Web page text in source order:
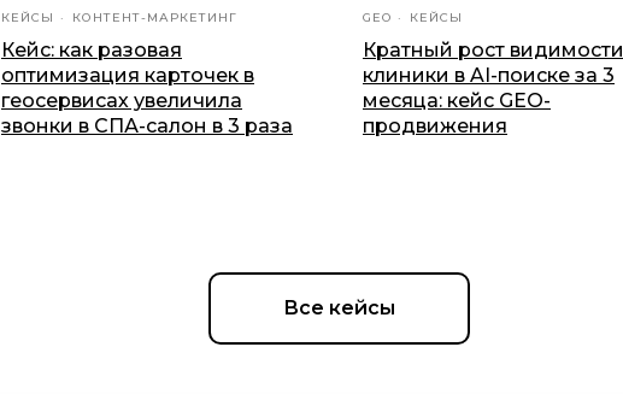
КЕЙСЫ КОНТЕНТ-МАРКЕТИНГ
Кейс: как разовая
оптимизация карточек в
геосервисах увеличила
звонки в СПА-салон в 3 раза
GEO КЕЙСЫ
Кратный рост видимости
клиники в AI-поиске за 3
месяца: кейс GEO-
продвижения
Все кейсы